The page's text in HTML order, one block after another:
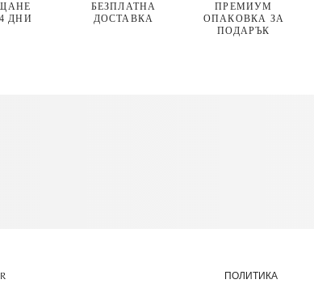
ДНИ
БЕЗПЛАТНА
ДОСТАВКА
ПРЕМИУМ
ОПАКОВКА ЗА
ПОДАРЪК
ПОЛИТИКА